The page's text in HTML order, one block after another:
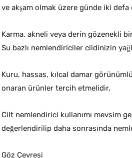
ve akşam olmak üzere günde iki defa
Karma, akneli veya derin gözenekli
Su bazlı nemlendiriciler cildinizin
Kuru, hassas, kılcal damar
onaran ürünler tercih etmelidir.
Cilt nemlendirici kullanımı mevsim
değerlendirilip daha sonrasında
Göz Çevresi